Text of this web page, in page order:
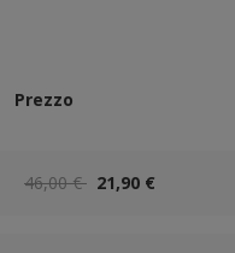
Prezzo
46,00 € 21,90 €